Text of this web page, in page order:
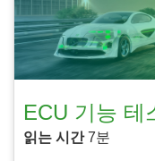
ECU 기능 테
읽는 시간7분